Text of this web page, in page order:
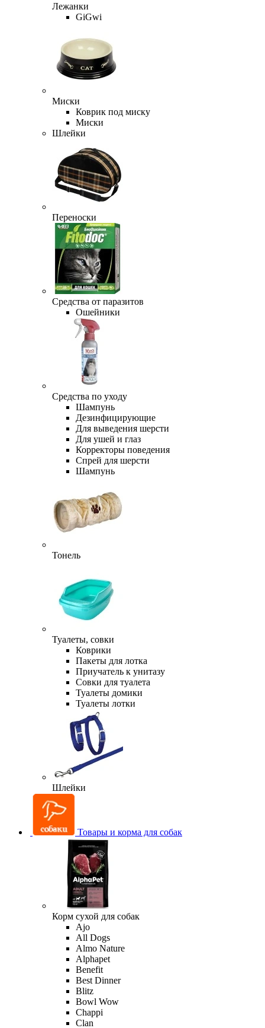
Лежанки
GiGwi
Миски
Коврик под миску
Миски
Шлейки
Переноски
Средства от паразитов
Ошейники
Средства по уходу
Шампунь
Дезинфицирующие
Для выведения шерсти
Для ушей и глаз
Корректоры поведения
Спрей для шерсти
Шампунь
Тонель
Туалеты, совки
Коврики
Пакеты для лотка
Приучатель к унитазу
Совки для туалета
Туалеты домики
Туалеты лотки
Шлейки
Товары и корма для собак
Корм сухой для собак
Ajo
All Dogs
Almo Nature
Alphapet
Benefit
Best Dinner
Blitz
Bowl Wow
Chappi
Clan